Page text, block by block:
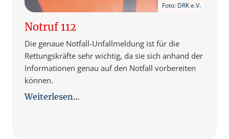
Foto: DRK e.V.
Notruf 112
Die genaue Notfall-Unfallmeldung ist für die
Rettungskräfte sehr wichtig, da sie sich anhand der
Informationen genau auf den Notfall vorbereiten
können.
Weiterlesen...